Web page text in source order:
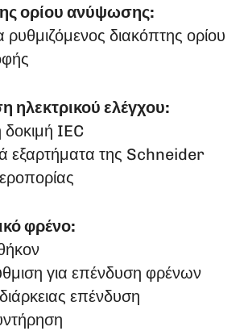
ορίου ανύψωσης:
διακόπτης ορίου
ηλεκτρικού ελέγχου:
IEC
εξαρτήματα της Schneider
φρένο:
για επένδυση φρένων
επένδυση